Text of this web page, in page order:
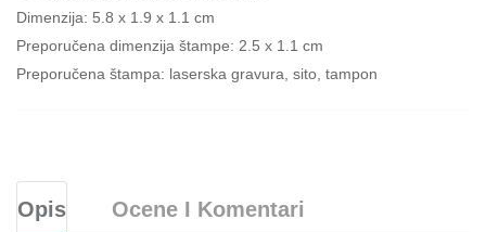
Dimenzija: 5.8 x 1.9 x 1.1 cm
Preporučena dimenzija štampe: 2.5 x 1.1 cm
Preporučena štampa: laserska gravura, sito, tampon
Opis Ocene I Komentari